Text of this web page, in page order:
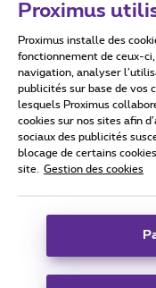
Conditions
Tous droits réservés. ©
Conditions générales,
Coordonnées de
Boulevard du Roi
Proximus
Proximus installe des
fonctionnement de ceux-
navigation, analyser
publicités sur base de vos
lesquels Proximus
cookies sur nos sites afin
sociaux des publicités
blocage de certains
site.
Gestion des cookies